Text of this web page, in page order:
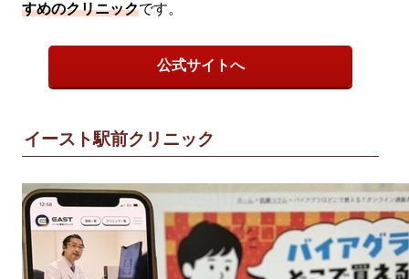
すめのクリニックです。
公式サイトへ
イースト駅前クリニック